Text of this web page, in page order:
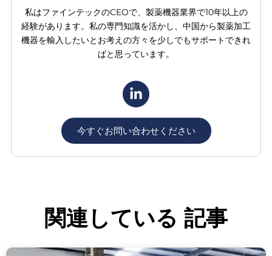
私はファインテックのCEOで、製薬機器業界で10年以上の
経験があります。私の専門知識を活かし、中国から製薬加工
機器を輸入したいとお考えの方々を少しでもサポートできれ
ばと思っています。
今すぐお問い合わせください
関連している 記事